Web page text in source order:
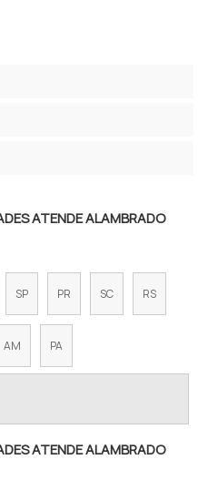
ATENDE ALAMBRADO
SP PR SC RS
AM PA
ATENDE ALAMBRADO